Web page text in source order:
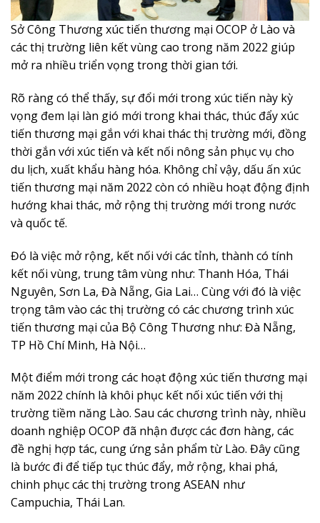
Sở Công Thương xúc tiến thương mại OCOP ở Lào và
các thị trường liên kết vùng cao trong năm 2022 giúp
mở ra nhiều triển vọng trong thời gian tới.
Rõ ràng có thể thấy, sự đổi mới trong xúc tiến này kỳ
vọng đem lại làn gió mới trong khai thác, thúc đẩy xúc
tiến thương mại gắn với khai thác thị trường mới, đồng
thời gắn với xúc tiến và kết nối nông sản phục vụ cho
du lịch, xuất khẩu hàng hóa. Không chỉ vậy, dấu ấn xúc
tiến thương mại năm 2022 còn có nhiều hoạt động định
hướng khai thác, mở rộng thị trường mới trong nước
và quốc tế.
Đó là việc mở rộng, kết nối với các tỉnh, thành có tính
kết nối vùng, trung tâm vùng như: Thanh Hóa, Thái
Nguyên, Sơn La, Đà Nẵng, Gia Lai… Cùng với đó là việc
trọng tâm vào các thị trường có các chương trình xúc
tiến thương mại của Bộ Công Thương như: Đà Nẵng,
TP Hồ Chí Minh, Hà Nội…
Một điểm mới trong các hoạt động xúc tiến thương mại
năm 2022 chính là khôi phục kết nối xúc tiến với thị
trường tiềm năng Lào. Sau các chương trình này, nhiều
doanh nghiệp OCOP đã nhận được các đơn hàng, các
đề nghị hợp tác, cung ứng sản phẩm từ Lào. Đây cũng
là bước đi để tiếp tục thúc đẩy, mở rộng, khai phá,
chinh phục các thị trường trong ASEAN như
Campuchia, Thái Lan.